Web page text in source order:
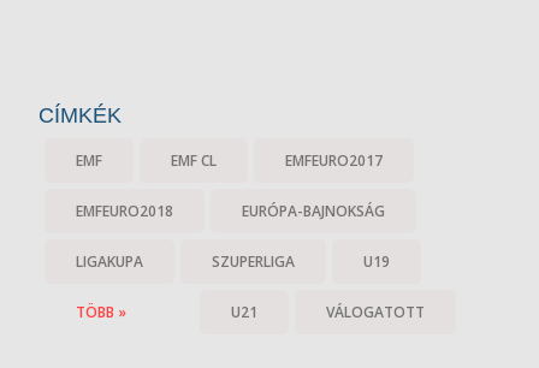
CÍMKÉK
EMF EMF CL EMFEURO2017
EMFEURO2018 EURÓPA-BAJNOKSÁG
LIGAKUPA SZUPERLIGA U19
U21 VÁLOGATOTT
TÖBB »